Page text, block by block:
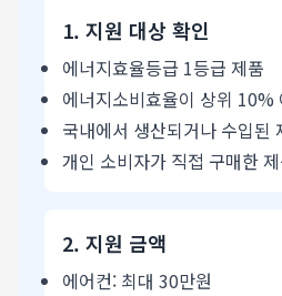
1. 지원 대상 확인
에너지효율등급 1등급 제품
에너지소비효율이 상위 10%
국내에서 생산되거나 수입된
개인 소비자가 직접 구매한
2. 지원 금액
에어컨: 최대 30만원